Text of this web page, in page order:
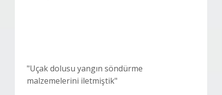
"Uçak dolusu yangın söndürme
malzemelerini iletmiştik"